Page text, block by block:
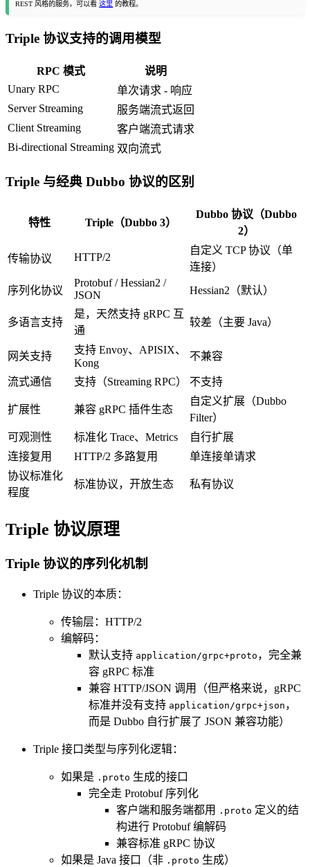
REST 风格的服务，可以看这里 的教程。
Triple 协议支持的调用模型
RPC 模式
说明
Unary RPC
单次请求 - 响应
Server Streaming
服务端流式返回
Client Streaming
客户端流式请求
Bi-directional Streaming 双向流式
Triple 与经典 Dubbo 协议的区别
特性 Triple（Dubbo 3）
Dubbo 协议（Dubbo
2）
传输协议 HTTP/2
自定义 TCP 协议（单
连接）
序列化协议
Protobuf / Hessian2 /
JSON
Hessian2（默认）
多语言支持
是，天然支持 gRPC 互
通
较差（主要 Java）
网关支持
支持 Envoy、APISIX、
Kong
不兼容
流式通信 支持（Streaming RPC） 不支持
扩展性 兼容 gRPC 插件生态
自定义扩展（Dubbo
Filter）
可观测性
标准化 Trace、Metrics
自行扩展
连接复用
HTTP/2 多路复用
单连接单请求
协议标准化
程度
标准协议，开放生态 私有协议
Triple 协议原理
Triple 协议的序列化机制
Triple 协议的本质：
传输层：HTTP/2
编解码：
默认支持 application/grpc+proto ，完全兼
容 gRPC 标准
兼容 HTTP/JSON 调用（但严格来说，gRPC
标准并没有支持 application/grpc+json ，
而是 Dubbo 自行扩展了 JSON 兼容功能）
Triple 接口类型与序列化逻辑：
如果是 .proto 生成的接口
完全走 Protobuf 序列化
客户端和服务端都用
.proto 定义的结
构进行 Protobuf 编解码
兼容标准 gRPC 协议
如果是 Java 接口（非 .proto 生成）